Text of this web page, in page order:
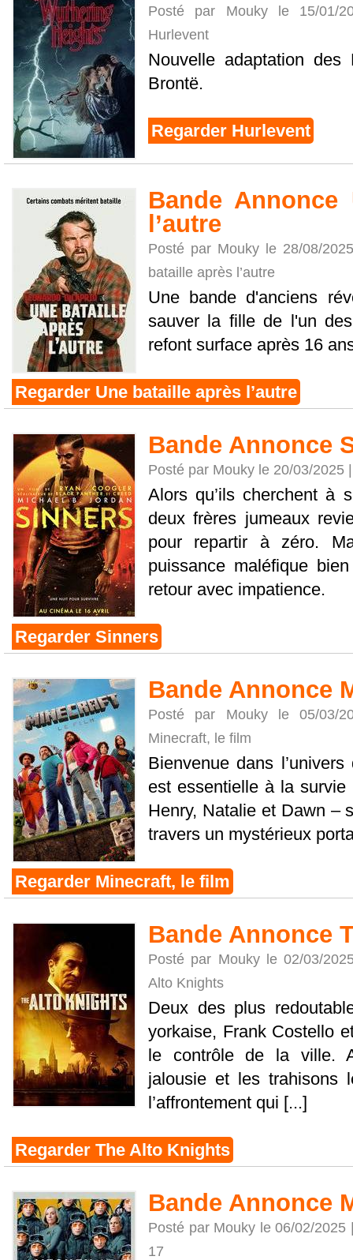
Posté par Mouky le 15/01/
Hurlevent
Nouvelle adaptation
Brontë.
Regarder Hurlevent
Bande
l’autre
Posté par Mouky le 28/08/
bataille après l’autre
Une bande d'anciens
sauver la fille de l'un
refont surface après 16
Regarder Une bataille après l’autre
Bande Annonce
Posté par Mouky le 20/03/2025
Alors qu’ils cherchent à
deux frères jumeaux
pour repartir à zéro.
puissance maléfique
retour avec impatience.
Regarder Sinners
Bande Annonce
Posté par Mouky le 05/03/
Minecraft, le film
Bienvenue dans
est essentielle à la
Henry, Natalie et Dawn –
travers un mystérieux
Regarder Minecraft, le film
Bande Annonce
Posté par Mouky le 02/03/
Alto Knights
Deux des plus
yorkaise, Frank Costello
le contrôle de la ville.
jalousie et les trahisons
l’affrontement qui [...]
Regarder The Alto Knights
Bande Annonce
Posté par Mouky le 06/02/
17